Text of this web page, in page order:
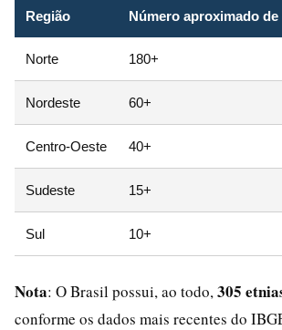
Região Número aproximado
Norte 180+
Nordeste 60+
Centro-Oeste 40+
Sudeste 15+
Sul 10+
Nota: O Brasil possui, ao todo, 305
conforme os dados mais recentes do